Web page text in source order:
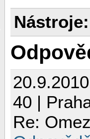
Nástroje:
40 |
Re: